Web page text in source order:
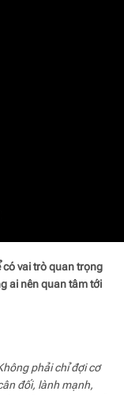
có vai trò quan trọng
ai nên quan tâm tới
phải chỉ đợi cơ
đối, lành mạnh,